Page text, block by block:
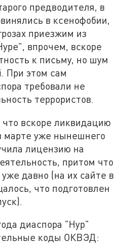
предводителя, в
в ксенофобии,
приезжим из
впрочем, вскоре
к письму, но шум
При этом сам
требовали не
террористов.
вскоре ликвидацию
марте уже нынешнего
лицензию на
притом что
давно (на их сайте в
что подготовлен
диаспора "Нур"
коды ОКВЭД: